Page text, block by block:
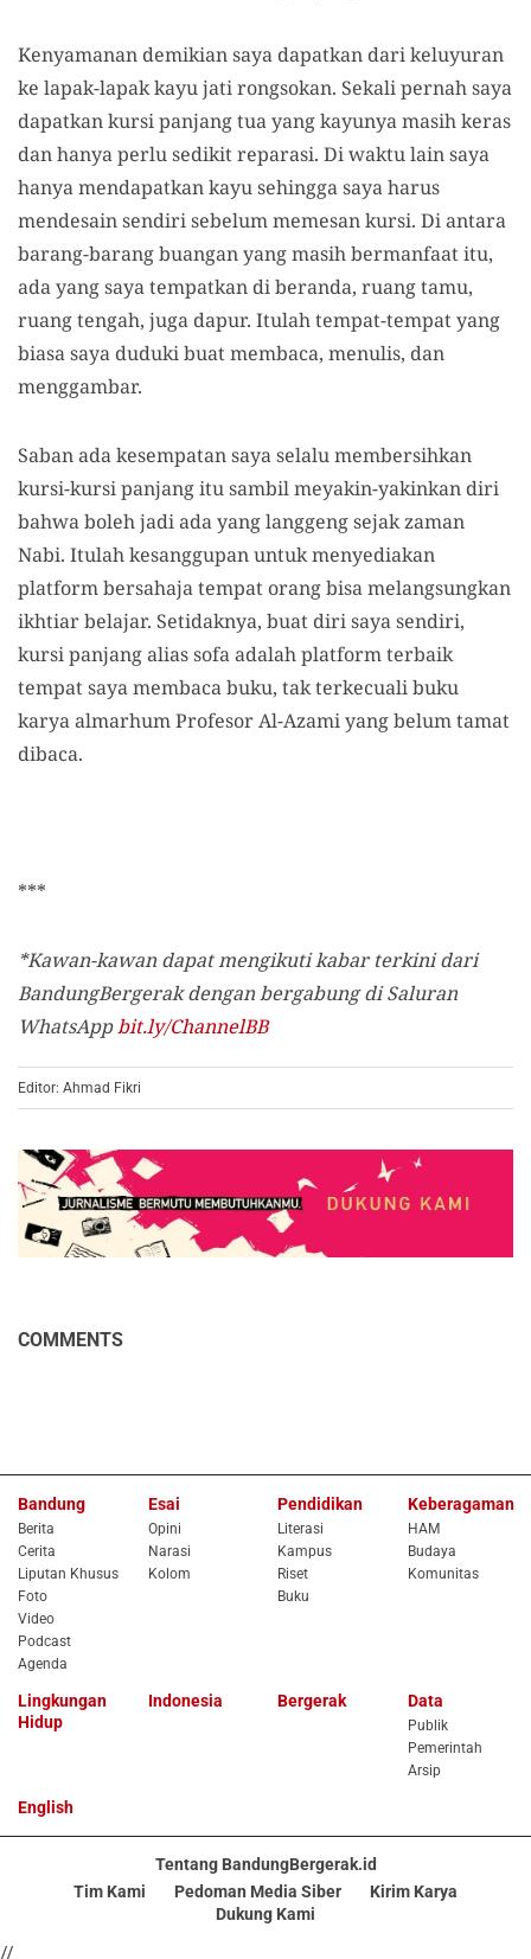
Kenyamanan demikian saya dapatkan dari keluyuran
ke lapak-lapak kayu jati rongsokan. Sekali pernah saya
dapatkan kursi panjang tua yang kayunya masih keras
dan hanya perlu sedikit reparasi. Di waktu lain saya
hanya mendapatkan kayu sehingga saya harus
mendesain sendiri sebelum memesan kursi. Di antara
barang-barang buangan yang masih bermanfaat itu,
ada yang saya tempatkan di beranda, ruang tamu,
ruang tengah, juga dapur. Itulah tempat-tempat yang
biasa saya duduki buat membaca, menulis, dan
menggambar.
Saban ada kesempatan saya selalu membersihkan
kursi-kursi panjang itu sambil meyakin-yakinkan diri
bahwa boleh jadi ada yang langgeng sejak zaman
Nabi. Itulah kesanggupan untuk menyediakan
platform bersahaja tempat orang bisa melangsungkan
ikhtiar belajar. Setidaknya, buat diri saya sendiri,
kursi panjang alias sofa adalah platform terbaik
tempat saya membaca buku, tak terkecuali buku
karya almarhum Profesor Al-Azami yang belum tamat
dibaca.
***
*Kawan-kawan dapat mengikuti kabar terkini dari
BandungBergerak dengan bergabung di Saluran
WhatsAppbit.ly/ChannelBB
Editor: Ahmad Fikri
COMMENTS
Bandung
Berita
Cerita
Liputan Khusus
Foto
Video
Podcast
Agenda
Esai
Opini
Narasi
Kolom
Pendidikan
Literasi
Kampus
Riset
Buku
Keberagaman
HAM
Budaya
Komunitas
Lingkungan
Hidup
Indonesia Bergerak Data
Publik
Pemerintah
Arsip
English
Tentang BandungBergerak.id
Tim Kami
Pedoman Media Siber
Kirim Karya
Dukung Kami
//